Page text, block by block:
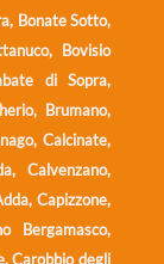
Bonate Sotto,
Bovisio
di Sopra,
Brumano,
Calcinate,
Calvenzano,
Capizzone,
Bergamasco,
Carobbio degli